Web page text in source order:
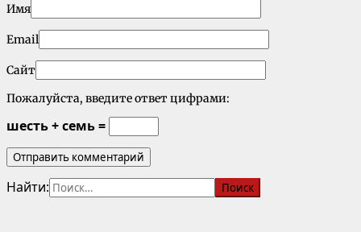
Имя
Email
Сайт
Пожалуйста, введите ответ цифрами:
шесть + семь =
Найти: